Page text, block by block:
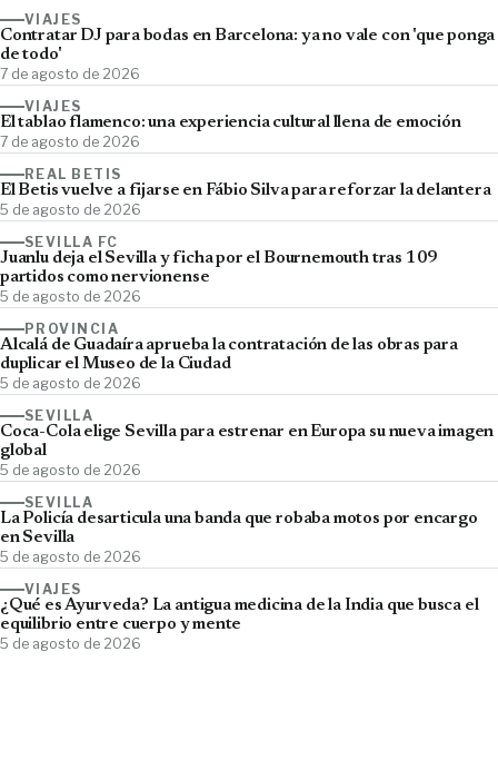
VIAJES
Contratar DJ para bodas en Barcelona: ya no vale con 'que ponga
de todo'
7 de agosto de 2026
VIAJES
El tablao flamenco: una experiencia cultural llena de emoción
7 de agosto de 2026
REAL BETIS
El Betis vuelve a fijarse en Fábio Silva para reforzar la delantera
5 de agosto de 2026
SEVILLA FC
Juanlu deja el Sevilla y ficha por el Bournemouth tras 109
partidos como nervionense
5 de agosto de 2026
PROVINCIA
Alcalá de Guadaíra aprueba la contratación de las obras para
duplicar el Museo de la Ciudad
5 de agosto de 2026
SEVILLA
Coca-Cola elige Sevilla para estrenar en Europa su nueva imagen
global
5 de agosto de 2026
SEVILLA
La Policía desarticula una banda que robaba motos por encargo
en Sevilla
5 de agosto de 2026
VIAJES
¿Qué es Ayurveda? La antigua medicina de la India que busca el
equilibrio entre cuerpo y mente
5 de agosto de 2026